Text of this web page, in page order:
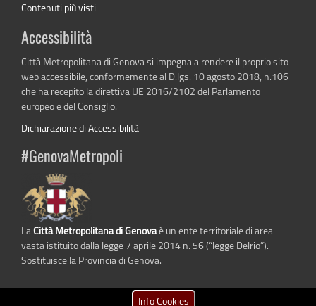
Contenuti più visti
Accessibilità
Città Metropolitana di Genova si impegna a rendere il proprio sito
web accessibile, conformemente al D.lgs. 10 agosto 2018, n.106
che ha recepito la direttiva UE 2016/2102 del Parlamento
europeo e del Consiglio.
Dichiarazione di Accessibilità
#GenovaMetropoli
LaCittà Metropolitana di Genovaè un ente territoriale di area
vasta istituito dalla legge 7 aprile 2014 n. 56 (“legge Delrio”).
Sostituisce la Provincia di Genova.
Info Cookies